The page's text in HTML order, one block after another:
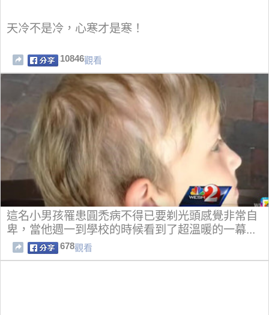
天冷不是冷，心寒才是寒！
10846觀看
這名小男孩罹患圓禿病不得已要剃光頭感覺非常自
卑，當他週一到學校的時候看到了超溫暖的一幕...
678觀看